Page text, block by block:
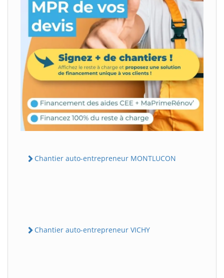
Chantier auto-entrepreneur MONTLUCON
Chantier auto-entrepreneur VICHY